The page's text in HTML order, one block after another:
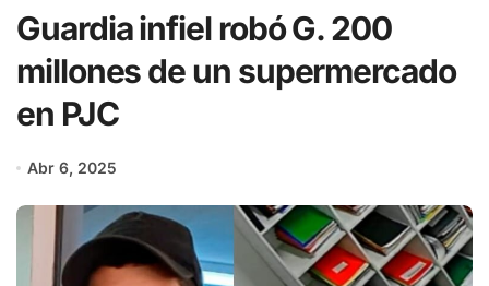
Guardia infiel robó G. 200
millones de un supermercado
en PJC
Abr 6, 2025